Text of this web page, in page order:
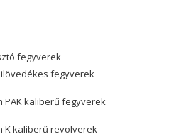
fegyverek
fegyverek
PAK kaliberű fegyverek
K kaliberű revolverek